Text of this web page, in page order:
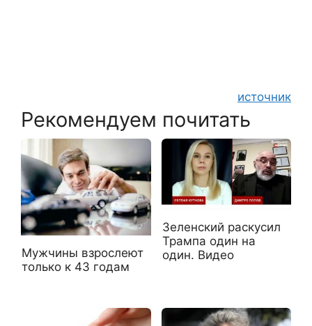
источник
Рекомендуем почитать
Мужчины взрослеют
только к 43 годам
Зеленский раскусил
Трампа один на
один. Видео